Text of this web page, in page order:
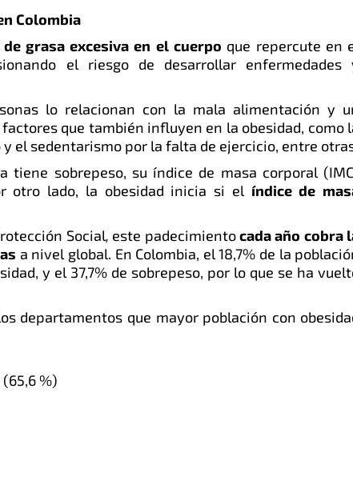
Colombia
grasa excesiva en el cuerpo que repercute en
el riesgo de desarrollar enfermedades
lo relacionan con la mala alimentación y
que también influyen en la obesidad, como
el sedentarismo por la falta de ejercicio, entre
tiene sobrepeso, su índice de masa corporal
otro lado, la obesidad inicia si el índice de
Social, este padecimientocada año cobra
a nivel global. En Colombia, el 18,7% de la
y el 37,7% de sobrepeso, por lo que se ha
departamentos que mayor población con
%)